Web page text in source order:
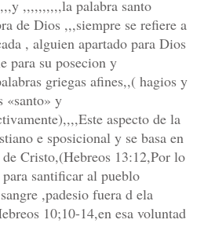
,,,,,,,,,,la palabra santo
de Dios ,,,siempre se refiere a
, alguien apartado para Dios
para su posecion y
griegas afines,,( hagios y
«santo» y
aspecto de la
e sposicional y se basa en
Cristo,(Hebreos 13:12,Por lo
santificar al pueblo
,padesio fuera d ela
10;10-14,en esa voluntad